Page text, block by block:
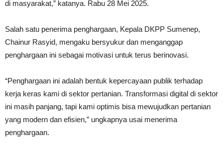
di masyarakat,” katanya. Rabu 28 Mei 2025.
Salah satu penerima penghargaan, Kepala DKPP Sumenep,
Chainur Rasyid, mengaku bersyukur dan menganggap
penghargaan ini sebagai motivasi untuk terus berinovasi.
“Penghargaan ini adalah bentuk kepercayaan publik terhadap
kerja keras kami di sektor pertanian. Transformasi digital di sektor
ini masih panjang, tapi kami optimis bisa mewujudkan pertanian
yang modern dan efisien,” ungkapnya usai menerima
penghargaan.